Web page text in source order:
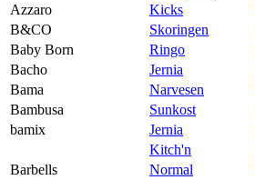
Azzaro
Kicks
B&CO
Skoringen
Baby Born
Ringo
Bacho
Jernia
Bama
Narvesen
Bambusa
Sunkost
bamix
Jernia
Kitch'n
Barbells
Normal